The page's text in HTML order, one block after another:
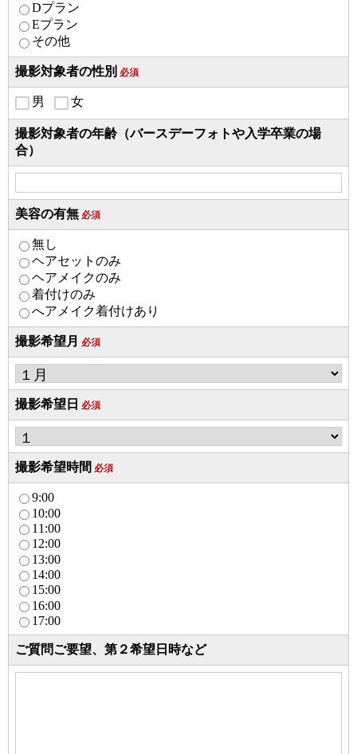
Dプラン
Eプラン
その他
撮影対象者の性別 必須
男 女
撮影対象者の年齢（バースデーフォトや入学卒業の場
合）
美容の有無 必須
無し
ヘアセットのみ
ヘアメイクのみ
着付けのみ
へアメイク着付けあり
撮影希望月 必須
撮影希望日 必須
撮影希望時間 必須
9:00
10:00
11:00
12:00
13:00
14:00
15:00
16:00
17:00
ご質問ご要望、第２希望日時など